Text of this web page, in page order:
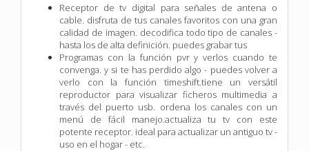
Receptor de tv digital para señales de antena o
cable. disfruta de tus canales favoritos con una gran
calidad de imagen. decodifica todo tipo de canales -
hasta los de alta definición. puedes grabar tus
Programas con la función pvr y verlos cuando te
convenga. y si te has perdido algo - puedes volver a
verlo con la función timeshift.tiene un versátil
reproductor para visualizar ficheros multimedia a
través del puerto usb. ordena los canales con un
menú de fácil manejo.actualiza tu tv con este
potente receptor. ideal para actualizar un antiguo tv -
uso en el hogar - etc.